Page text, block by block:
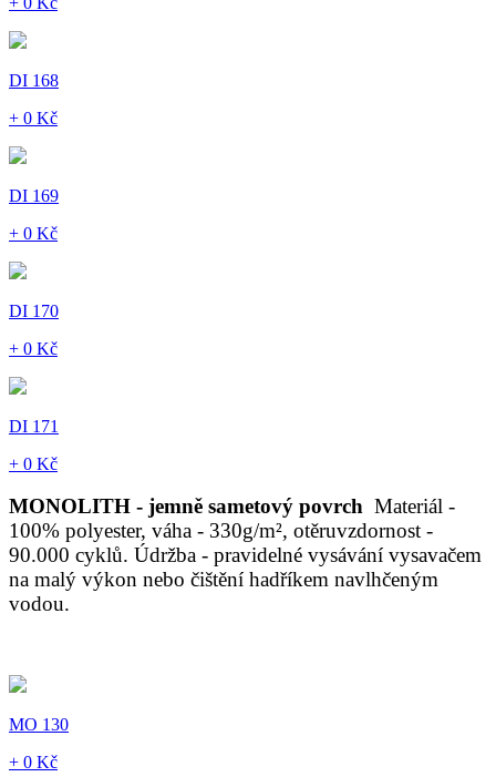
DI 168
+ 0 Kč
DI 169
+ 0 Kč
DI 170
+ 0 Kč
DI 171
+ 0 Kč
MONOLITH - jemně sametový povrch Materiál -
100% polyester, váha - 330g/m², otěruvzdornost -
90.000 cyklů. Údržba - pravidelné vysávání vysavačem
na malý výkon nebo čištění hadříkem navlhčeným
vodou.
MO 130
+ 0 Kč